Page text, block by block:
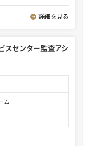
詳細を見る
スセンター監査アシ
ム